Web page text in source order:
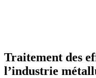
Traitement des
l’industrie